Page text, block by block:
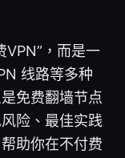
VPN”，而是一
线路等多种
免费翻墙节点
险、最佳实践
助你在不付费